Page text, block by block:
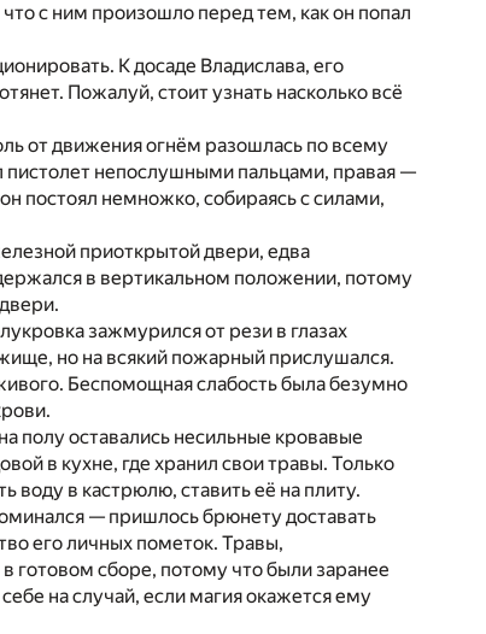
с ним произошло перед тем, как он попал
К досаде Владислава, его
Пожалуй, стоит узнать насколько всё
от движения огнём разошлась по всему
пистолет непослушными пальцами, правая —
постоял немножко, собираясь с силами,
приоткрытой двери, едва
в вертикальном положении, потому
зажмурился от рези в глазах
но на всякий пожарный прислушался.
Беспомощная слабость была безумно
полу оставались несильные кровавые
в кухне, где хранил свои травы. Только
воду в кастрюлю, ставить её на плиту.
— пришлось брюнету доставать
его личных пометок. Травы,
готовом сборе, потому что были заранее
на случай, если магия окажется ему